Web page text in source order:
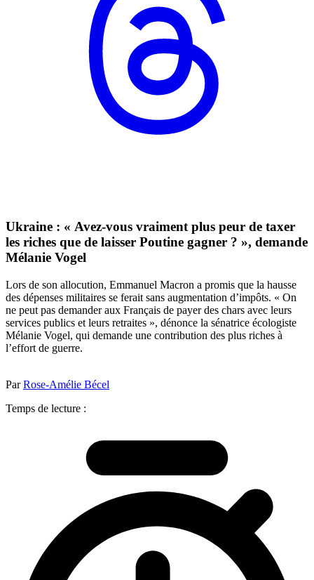
Ukraine : « Avez-vous vraiment plus peur de taxer
les riches que de laisser Poutine gagner ? », demande
Mélanie Vogel
Lors de son allocution, Emmanuel Macron a promis que la hausse
des dépenses militaires se ferait sans augmentation d’impôts. « On
ne peut pas demander aux Français de payer des chars avec leurs
services publics et leurs retraites », dénonce la sénatrice écologiste
Mélanie Vogel, qui demande une contribution des plus riches à
l’effort de guerre.
ParRose-Amélie Bécel
Temps de lecture :